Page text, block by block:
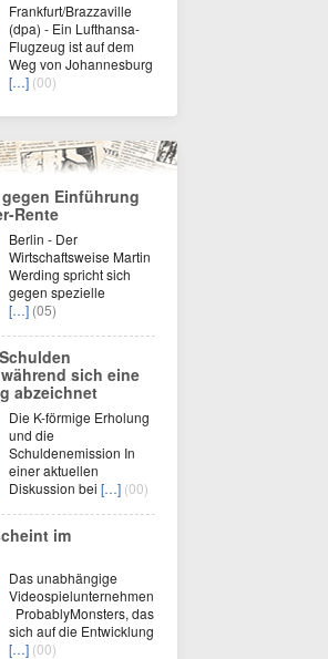
Frankfurt/Brazzaville
(dpa) - Ein Lufthansa-
Flugzeug ist auf dem
Weg von Johannesburg
[…] (00)
Einführung
Rente
Berlin - Der
Wirtschaftsweise Martin
Werding spricht sich
gegen spezielle
[…] (05)
sich eine
abzeichnet
Die K-förmige Erholung
und die
Schuldenemission In
einer aktuellen
Diskussion bei […] (00)
im
Das unabhängige
Videospielunternehmen
ProbablyMonsters, das
sich auf die Entwicklung
[…] (00)